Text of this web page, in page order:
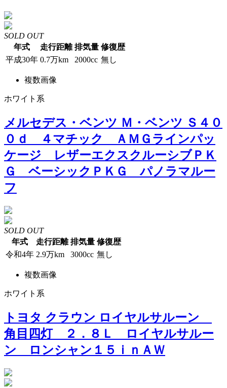
SOLD OUT
年式
走行距離 排気量 修復歴
平成30年 0.7万km 2000cc 無し
複数画像
ホワイト系
メルセデス・ベンツ Ｍ・ベンツ Ｓ４０
０ｄ ４マチック ＡＭＧラインパッ
ケージ レザーエクスクルーシブＰＫ
Ｇ ベーシックＰＫＧ パノラマルー
フ
SOLD OUT
年式
走行距離 排気量 修復歴
令和4年 2.9万km 3000cc 無し
複数画像
ホワイト系
トヨタ クラウン ロイヤルサルーン
角目四灯 ２．８Ｌ ロイヤルサルー
ン ロンシャン１５ｉｎＡＷ